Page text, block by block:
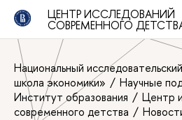
ЦЕНТР ИССЛЕДОВАНИЙ
СОВРЕМЕННОГО
Национальный
школа экономики»
Научные
Институт образования
Центр
современного детства